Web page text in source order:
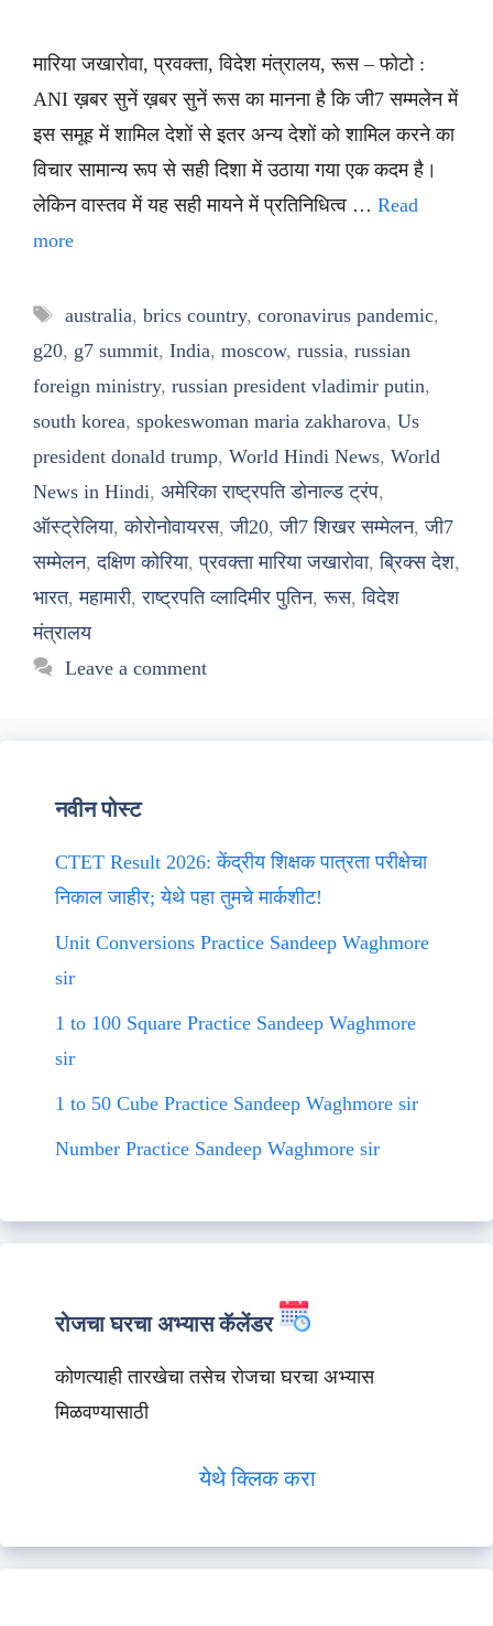
मारिया जखारोवा, प्रवक्ता, विदेश मंत्रालय, रूस – फोटो :
ANI ख़बर सुनें ख़बर सुनें रूस का मानना है कि जी7 सम्मलेन में
इस समूह में शामिल देशों से इतर अन्य देशों को शामिल करने का
विचार सामान्य रूप से सही दिशा में उठाया गया एक कदम है।
लेकिन वास्तव में यह सही मायने में प्रतिनिधित्व … Read
more
Tags
australia, brics country, coronavirus pandemic,
g20, g7 summit, India, moscow, russia, russian
foreign ministry, russian president vladimir putin,
south korea, spokeswoman maria zakharova, Us
president donald trump, World Hindi News, World
News in Hindi, अमेरिका राष्ट्रपति डोनाल्ड ट्रंप,
ऑस्ट्रेलिया,कोरोनोवायरस,जी20,जी7 शिखर सम्मेलन,जी7
सम्मेलन,दक्षिण कोरिया,प्रवक्ता मारिया जखारोवा,ब्रिक्स देश,
भारत,महामारी,राष्ट्रपति व्लादिमीर पुतिन,रूस,विदेश
मंत्रालय
Leave a comment
नवीन पोस्ट
CTET Result 2026: केंद्रीय शिक्षक पात्रता परीक्षेचा
निकाल जाहीर; येथे पहा तुमचे मार्कशीट!
Unit Conversions Practice Sandeep Waghmore
sir
1 to 100 Square Practice Sandeep Waghmore
sir
1 to 50 Cube Practice Sandeep Waghmore sir
Number Practice Sandeep Waghmore sir
रोजचा घरचा अभ्यास कॅलेंडर
कोणत्याही तारखेचा तसेच रोजचा घरचा अभ्यास
मिळवण्यासाठी
येथे क्लिक करा